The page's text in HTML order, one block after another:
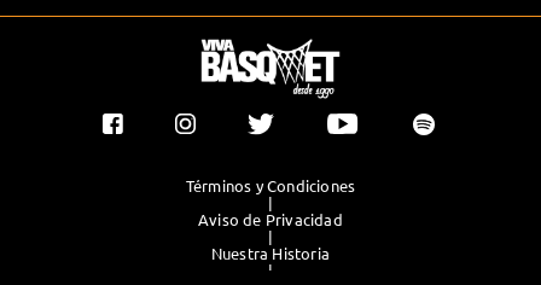
Términos y Condiciones
|
Aviso de Privacidad
|
Nuestra Historia
|